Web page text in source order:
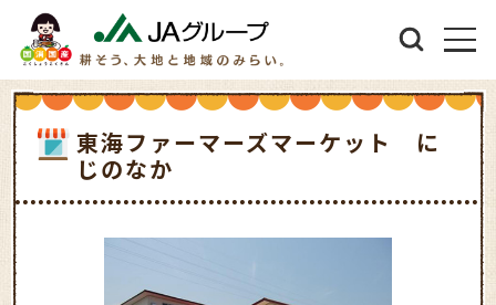
東海ファーマーズマーケット に
じのなか